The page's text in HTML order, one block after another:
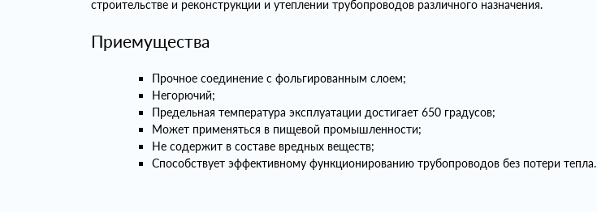
строительстве и реконструкции и утеплении трубопроводов различного назначения.
Приемущества
Прочное соединение с фольгированным слоем;
Негорючий;
Предельная температура эксплуатации достигает 650 градусов;
Может применяться в пищевой промышленности;
Не содержит в составе вредных веществ;
Способствует эффективному функционированию трубопроводов без потери тепла.